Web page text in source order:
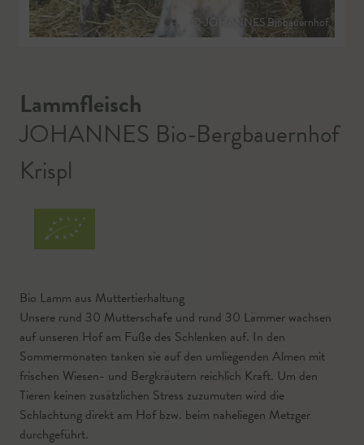
© JOHANNES Biobauernhof
Lammfleisch
JOHANNES Bio-Bergbauernhof
Krispl
Bio Lamm aus Muttertierhaltung
Unsere rund 30 Mutterschafe und rund 30 Lämmer wachsen
auf unseren Hof am Fuße des Schlenken auf. In den
Sommermonaten tanken sie auf den umliegenden Almen mit
frischen Wiesen- und Bergkräutern reichlich Kraft. Um den
Tieren keinen zusätzlichen Stress zuzumuten wird die
Schlachtung direkt am Hof bzw. beim naheliegen Metzger
durchgeführt.